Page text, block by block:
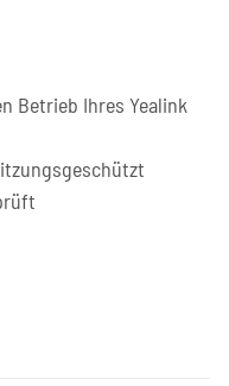
Betrieb Ihres Yealink